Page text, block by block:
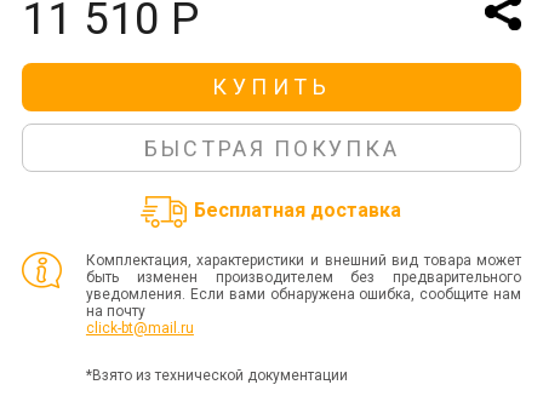
11 510 Р
КУПИТЬ
БЫСТРАЯ ПОКУПКА
Бесплатная доставка
Комплектация, характеристики и внешний вид товара может
быть изменен производителем без предварительного
уведомления. Если вами обнаружена ошибка, сообщите нам
на почту
click-bt@mail.ru
*Взято из технической документации